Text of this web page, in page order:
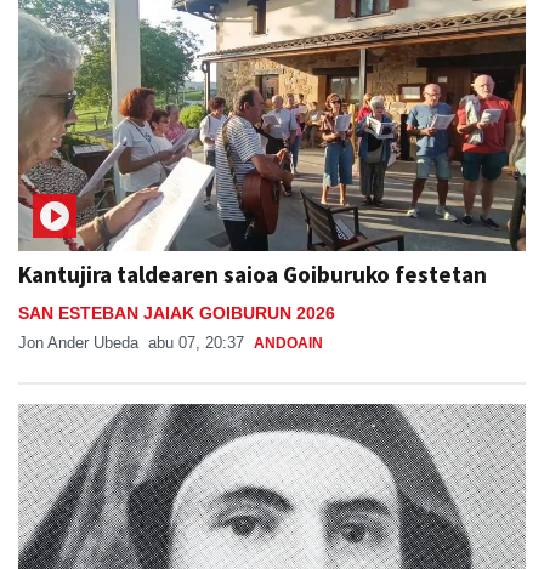
Kantujira taldearen saioa Goiburuko festetan
SAN ESTEBAN JAIAK GOIBURUN 2026
Jon Ander Ubeda abu 07, 20:37 ANDOAIN